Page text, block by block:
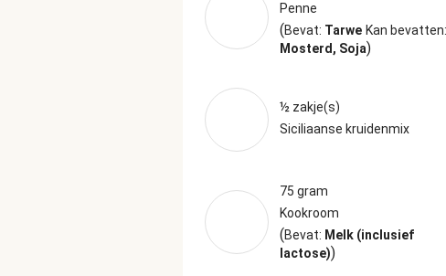
Penne
(Bevat: Tarwe Kan bevatten:
Mosterd, Soja)
½ zakje(s)
Siciliaanse kruidenmix
75 gram
Kookroom
(Bevat: Melk (inclusief
lactose))